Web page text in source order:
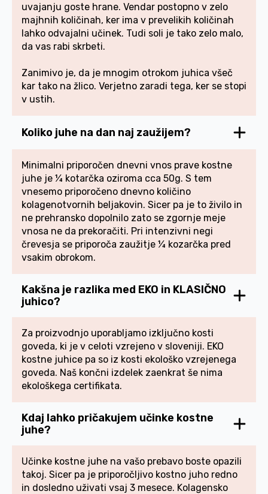
uvajanju goste hrane. Vendar postopno v zelo
majhnih količinah, ker ima v prevelikih količinah
lahko odvajalni učinek. Tudi soli je tako zelo malo,
da vas rabi skrbeti.
Zanimivo je, da je mnogim otrokom juhica všeč
kar tako na žlico. Verjetno zaradi tega, ker se stopi
v ustih.
Koliko juhe na dan naj zaužijem?
Minimalni priporočen dnevni vnos prave kostne
juhe je ¼ kotarčka oziroma cca 50g. S tem
vnesemo priporočeno dnevno količino
kolagenotvornih beljakovin. Sicer pa je to živilo in
ne prehransko dopolnilo zato se zgornje meje
vnosa ne da prekoračiti. Pri intenzivni negi
črevesja se priporoča zaužitje ¼ kozarčka pred
vsakim obrokom.
Kakšna je razlika med EKO in KLASIČNO
juhico?
Za proizvodnjo uporabljamo izključno kosti
goveda, ki je v celoti vzrejeno v sloveniji. EKO
kostne juhice pa so iz kosti ekološko vzrejenega
goveda. Naš končni izdelek zaenkrat še nima
ekološkega certifikata.
Kdaj lahko pričakujem učinke kostne
juhe?
Učinke kostne juhe na vašo prebavo boste opazili
takoj. Sicer pa je priporočljivo kostno juho redno
in dosledno uživati vsaj 3 mesece. Kolagensko